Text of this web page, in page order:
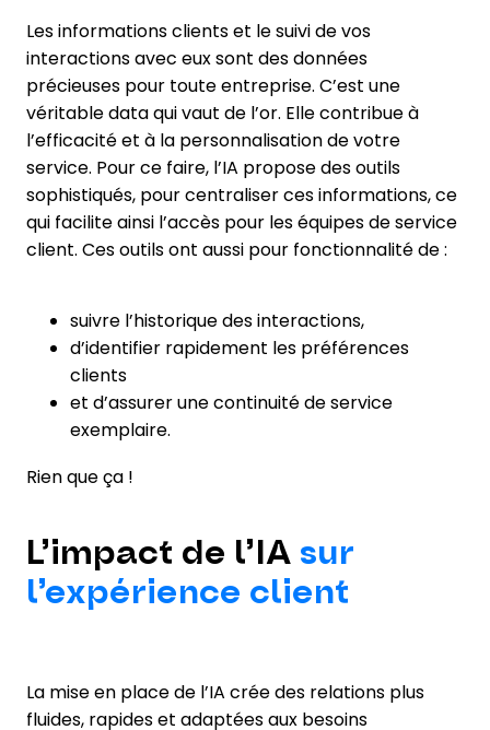
Les informations clients et le suivi de vos
interactions avec eux sont des données
précieuses pour toute entreprise. C’est une
véritable data qui vaut de l’or. Elle contribue à
l’efficacité et à la personnalisation de votre
service. Pour ce faire, l’IA propose des outils
sophistiqués, pour centraliser ces informations, ce
qui facilite ainsi l’accès pour les équipes de service
client. Ces outils ont aussi pour fonctionnalité de :
suivre l’historique des interactions,
d’identifier rapidement les préférences
clients
et d’assurer une continuité de service
exemplaire.
Rien que ça !
L’impact de l’IA sur
l’expérience client
La mise en place de l’IA crée des relations plus
fluides, rapides et adaptées aux besoins